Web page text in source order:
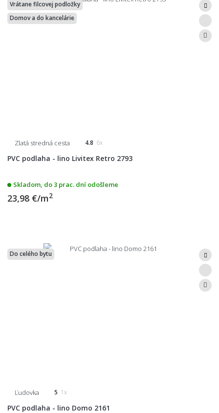
Vrátane filcovej podložky
Domov a do kancelárie
Zlatá stredná cesta 4.8 6x
PVC podlaha - lino Livitex Retro 2793
Skladom, do 3 prac. dní odošleme
23,98 €/m2
Do celého bytu
Ľudovka 5 1x
PVC podlaha - lino Domo 2161